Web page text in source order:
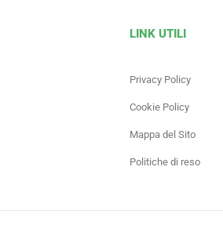
LINK UTILI
Privacy Policy
Cookie Policy
Mappa del Sito
Politiche di reso